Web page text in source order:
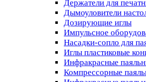
Держатели для
Дымоуловители
Дозирующие иглы
Импульсное
Насадки-сопло для
Иглы пластиковые
Инфракрасные
Компрессорные